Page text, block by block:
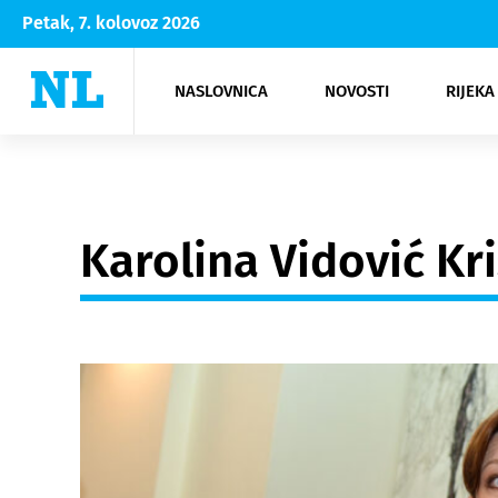
Petak, 7. kolovoz 2026
NASLOVNICA NOVOSTI
Rijeka Opatija
NK
Moda
Kultura
Karolina Vidović